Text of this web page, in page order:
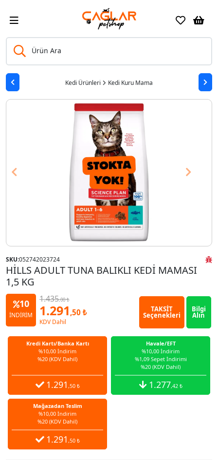
Ürün Ara
Kedi Ürünleri Kedi Kuru Mama
Previous Next
SKU:052742023724
HİLLS ADULT TUNA BALIKLI KEDİ MAMASI
1,5 KG
10
İNDİRİM
1.435,00 ₺
1.291 ,50 ₺
KDV Dahil
TAKSİT
Seçenekleri
Bilgi
Alın
Kredi Kartı/Banka Kartı
%10,00 İndirim
%20 (KDV Dahil)
1.291 ,50 ₺
Havale/EFT
%10,00 İndirim
%1,09 Sepet İndirimi
%20 (KDV Dahil)
1.277,42 ₺
Mağazadan Teslim
%10,00 İndirim
%20 (KDV Dahil)
1.291 ,50 ₺